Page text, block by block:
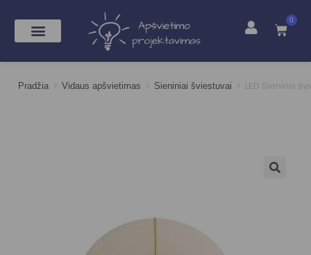
0
Pradžia > Vidaus apšvietimas > Sieniniai šviestuvai > LED Sieninis